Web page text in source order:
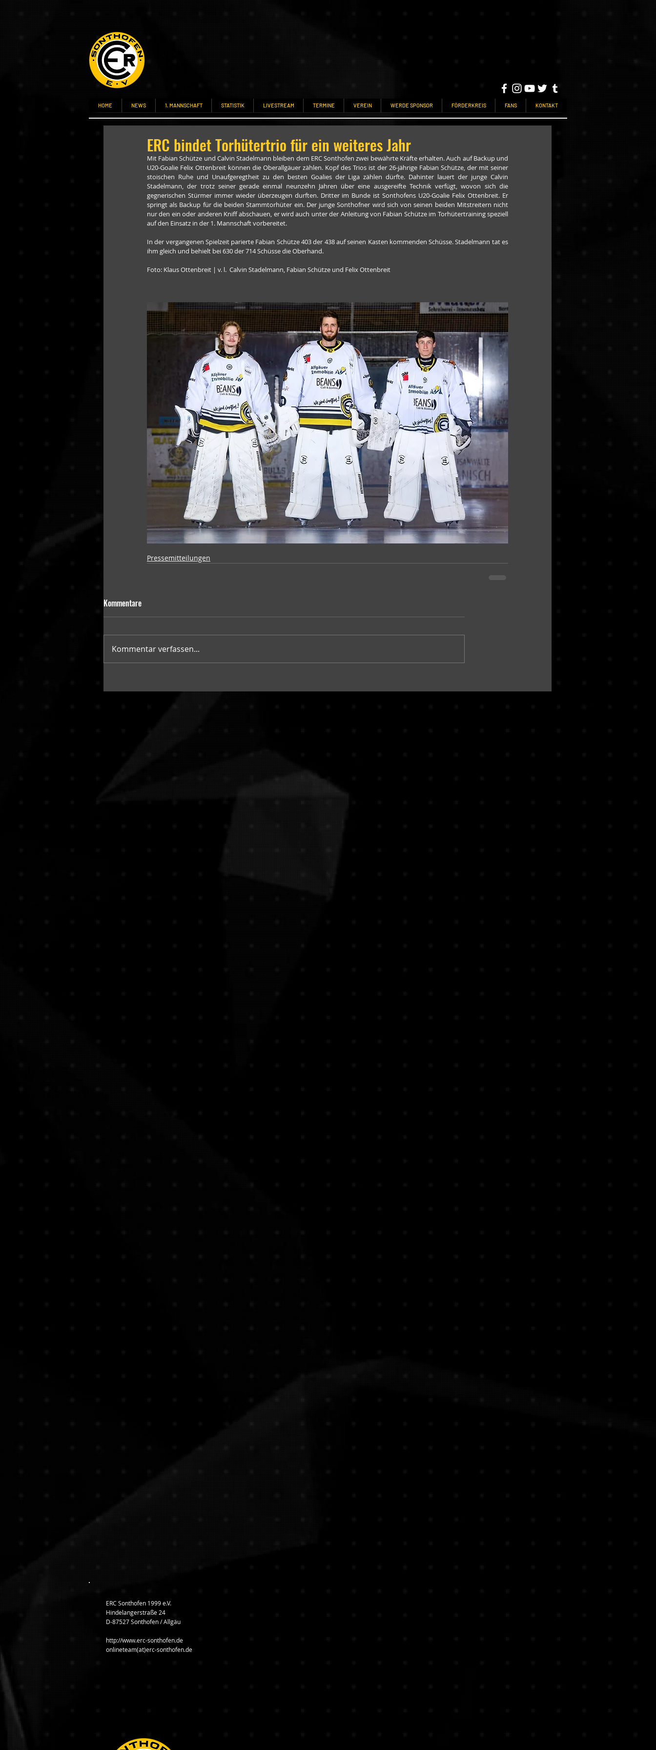
HOME NEWS 1. MANNSCHAFT STATISTIK LIVESTREAM TERMINE VEREIN WERDE SPONSOR FÖRDERKREIS FANS KONTAKT
ERC bindet Torhütertrio für ein weiteres Jahr
Mit Fabian Schütze und Calvin Stadelmann bleiben dem ERC Sonthofen zwei bewährte Kräfte erhalten. Auch auf Backup und
U20-Goalie Felix Ottenbreit können die Oberallgäuer zählen. Kopf des Trios ist der 26-jährige Fabian Schütze, der mit seiner
stoischen Ruhe und Unaufgeregtheit zu den besten Goalies der Liga zählen dürfte. Dahinter lauert der junge Calvin
Stadelmann, der trotz seiner gerade einmal neunzehn Jahren über eine ausgereifte Technik verfügt, wovon sich die
gegnerischen Stürmer immer wieder überzeugen durften. Dritter im Bunde ist Sonthofens U20-Goalie Felix Ottenbreit. Er
springt als Backup für die beiden Stammtorhüter ein. Der junge Sonthofner wird sich von seinen beiden Mitstreitern nicht
nur den ein oder anderen Kniff abschauen, er wird auch unter der Anleitung von Fabian Schütze im Torhütertraining speziell
auf den Einsatz in der 1. Mannschaft vorbereitet.
In der vergangenen Spielzeit parierte Fabian Schütze 403 der 438 auf seinen Kasten kommenden Schüsse. Stadelmann tat es
ihm gleich und behielt bei 630 der 714 Schüsse die Oberhand.
Foto: Klaus Ottenbreit | v. l.  Calvin Stadelmann, Fabian Schütze und Felix Ottenbreit
Pressemitteilungen
Kommentare
Kommentar verfassen...
ERC Sonthofen 1999 e.V.
Hindelangerstraße 24
D-87527 Sonthofen / Allgäu
http://www.erc-sonthofen.de
onlineteam(at)erc-sonthofen.de